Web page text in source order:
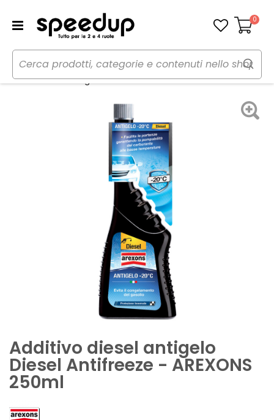
Carrello
0
Home Auto Additivi e trattamenti
Additivo
Additivo diesel antigelo Diesel Antifreeze - AREXONS
Additivo diesel antigelo
Diesel Antifreeze - AREXONS
250ml